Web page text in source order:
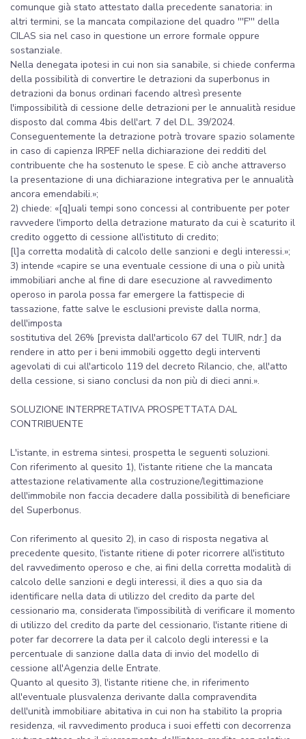
comunque già stato attestato dalla precedente sanatoria: in
altri termini, se la mancata compilazione del quadro '''F''' della
CILAS sia nel caso in questione un errore formale oppure
sostanziale.
Nella denegata ipotesi in cui non sia sanabile, si chiede conferma
della possibilità di convertire le detrazioni da superbonus in
detrazioni da bonus ordinari facendo altresì presente
l'impossibilità di cessione delle detrazioni per le annualità residue
disposto dal comma 4bis dell'art. 7 del D.L. 39/2024.
Conseguentemente la detrazione potrà trovare spazio solamente
in caso di capienza IRPEF nella dichiarazione dei redditi del
contribuente che ha sostenuto le spese. E ciò anche attraverso
la presentazione di una dichiarazione integrativa per le annualità
ancora emendabili.»;
2) chiede: «[q]uali tempi sono concessi al contribuente per poter
ravvedere l'importo della detrazione maturato da cui è scaturito il
credito oggetto di cessione all'istituto di credito;
[l]a corretta modalità di calcolo delle sanzioni e degli interessi.»;
3) intende «capire se una eventuale cessione di una o più unità
immobiliari anche al fine di dare esecuzione al ravvedimento
operoso in parola possa far emergere la fattispecie di
tassazione, fatte salve le esclusioni previste dalla norma,
dell'imposta
sostitutiva del 26% [prevista dall'articolo 67 del TUIR, ndr.] da
rendere in atto per i beni immobili oggetto degli interventi
agevolati di cui all'articolo 119 del decreto Rilancio, che, all'atto
della cessione, si siano conclusi da non più di dieci anni.».
SOLUZIONE INTERPRETATIVA PROSPETTATA DAL
CONTRIBUENTE
L'istante, in estrema sintesi, prospetta le seguenti soluzioni.
Con riferimento al quesito 1), l'istante ritiene che la mancata
attestazione relativamente alla costruzione/legittimazione
dell'immobile non faccia decadere dalla possibilità di beneficiare
del Superbonus.
Con riferimento al quesito 2), in caso di risposta negativa al
precedente quesito, l'istante ritiene di poter ricorrere all'istituto
del ravvedimento operoso e che, ai fini della corretta modalità di
calcolo delle sanzioni e degli interessi, il dies a quo sia da
identificare nella data di utilizzo del credito da parte del
cessionario ma, considerata l'impossibilità di verificare il momento
di utilizzo del credito da parte del cessionario, l'istante ritiene di
poter far decorrere la data per il calcolo degli interessi e la
percentuale di sanzione dalla data di invio del modello di
cessione all'Agenzia delle Entrate.
Quanto al quesito 3), l'istante ritiene che, in riferimento
all'eventuale plusvalenza derivante dalla compravendita
dell'unità immobiliare abitativa in cui non ha stabilito la propria
residenza, «il ravvedimento produca i suoi effetti con decorrenza